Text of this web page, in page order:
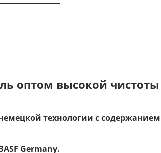
оптом высокой чистоты
технологии с
Germany.